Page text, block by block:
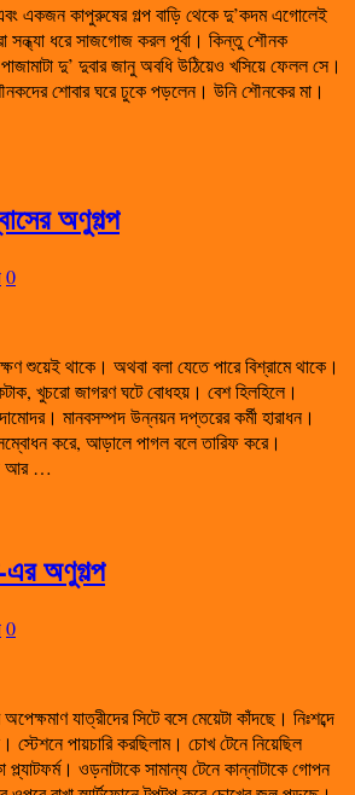
একজন কাপুরুষের গল্প বাড়ি থেকে দু’কদম এগোলেই
সন্ধ্যা ধরে সাজগোজ করল পূর্বা। কিন্তু শৌনক
দু’ দুবার জানু অবধি উঠিয়েও খসিয়ে ফেলল সে।
শোবার ঘরে ঢুকে পড়লেন। উনি শৌনকের মা।
অণুগল্প
0
শুয়েই থাকে। অথবা বলা যেতে পারে বিশ্রামে থাকে।
খুচরো জাগরণ ঘটে বোধহয়। বেশ হিলহিলে।
মানবসম্পদ উন্নয়ন দপ্তরের কর্মী হারাধন।
করে, আড়ালে পাগল বলে তারিফ করে।
আর …
এর অণুগল্প
0
যাত্রীদের সিটে বসে মেয়েটা কাঁদছে। নিঃশব্দে
স্টেশনে পায়চারি করছিলাম। চোখ টেনে নিয়েছিল
ওড়নাটাকে সামান্য টেনে কান্নাটাকে গোপন